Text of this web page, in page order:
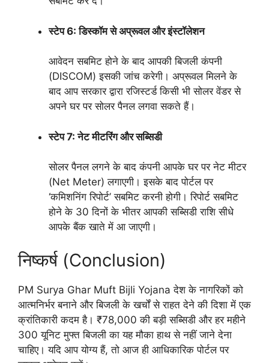
स्टेप 6: डिस्कॉम से अप्रूवल और इंस्टॉलेशन
आवेदन सबमिट होने के बाद आपकी बिजली कंपनी
(DISCOM) इसकी जांच करेगी। अप्रूवल मिलने के
बाद आप सरकार द्वारा रजिस्टर्ड किसी भी सोलर वेंडर से
अपने घर पर सोलर पैनल लगवा सकते हैं।
स्टेप 7: नेट मीटरिंग और सब्सिडी
सोलर पैनल लगने के बाद कंपनी आपके घर पर नेट मीटर
(Net Meter) लगाएगी। इसके बाद पोर्टल पर
‘कमिशनिंग रिपोर्ट’ सबमिट करनी होगी। रिपोर्ट सबमिट
होने के 30 दिनों के भीतर आपकी सब्सिडी राशि सीधे
आपके बैंक खाते में आ जाएगी।
निष्कर्ष (Conclusion)
PM Surya Ghar Muft Bijli Yojana देश के नागरिकों को
आत्मनिर्भर बनाने और बिजली के खर्चों से राहत देने की दिशा में एक
क्रांतिकारी कदम है। ₹78,000 की बड़ी सब्सिडी और हर महीने
300 यूनिट मुफ्त बिजली का यह मौका हाथ से नहीं जाने देना
चाहिए। यदि आप योग्य हैं, तो आज ही आधिकारिक पोर्टल पर